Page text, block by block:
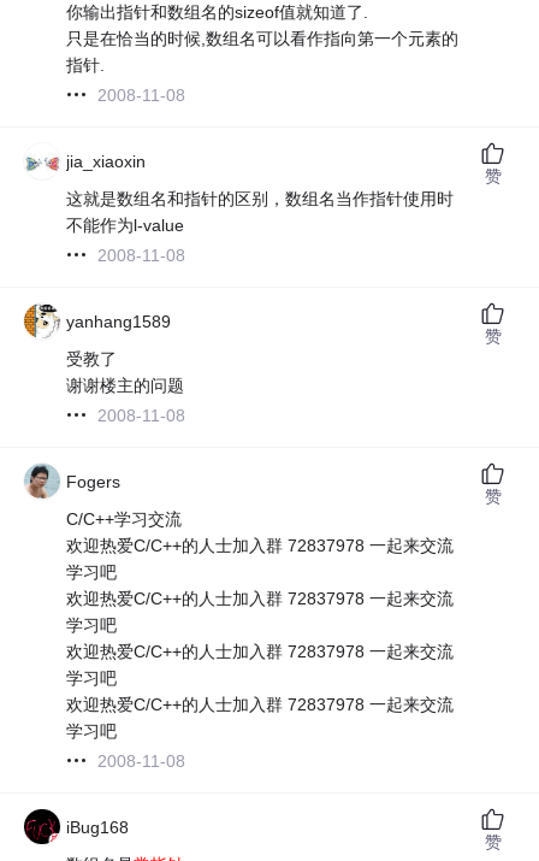
你输出指针和数组名的sizeof值就知道了.
只是在恰当的时候,数组名可以看作指向第一个元素的
指针.
2008-11-08
jia_xiaoxin
这就是数组名和指针的区别，数组名当作指针使用时
不能作为l-value
2008-11-08
赞
yanhang1589
受教了
谢谢楼主的问题
2008-11-08
赞
Fogers
C/C++学习交流
欢迎热爱C/C++的人士加入群 72837978 一起来交流
学习吧
欢迎热爱C/C++的人士加入群 72837978 一起来交流
学习吧
欢迎热爱C/C++的人士加入群 72837978 一起来交流
学习吧
欢迎热爱C/C++的人士加入群 72837978 一起来交流
学习吧
2008-11-08
赞
iBug168
赞